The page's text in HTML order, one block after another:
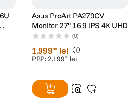
W.AEU
Asus ProArt PA279CV
Monitor 27" 16:9 IPS 4K UHD
(0)
1.99998 lei
PRP:2.199 99 lei